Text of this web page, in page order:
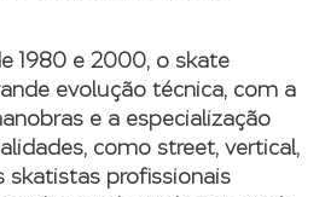
1980 e 2000, o skate
evolução técnica, com a
e a especialização
como street, vertical,
skatistas profissionais